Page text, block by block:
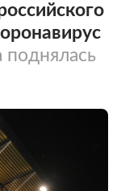
поднялась